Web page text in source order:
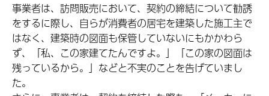
事業者は、訪問販売において、契約の締結について勧誘
をするに際し、自らが消費者の居宅を建築した施工主で
はなく、建築時の図面も保管していないにもかかわら
ず、「私、この家建てたんですよ。」「この家の図面は
残っているから。」などと不実のことを告げていまし
た。